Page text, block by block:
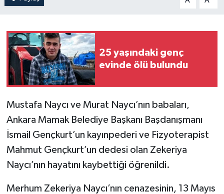
25 yaşındaki genç
evinde ölü bulundu
Mustafa Naycı ve Murat Naycı’nın babaları,
Ankara Mamak Belediye Başkanı Başdanışmanı
İsmail Gençkurt’un kayınpederi ve Fizyoterapist
Mahmut Gençkurt’un dedesi olan Zekeriya
Naycı’nın hayatını kaybettiği öğrenildi.
Merhum Zekeriya Naycı’nın cenazesinin, 13 Mayıs